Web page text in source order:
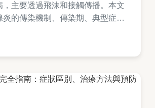
，主要透過飛沫和接觸傳播。本文
炎的傳染機制、傳染期、典型症狀
、個人衛生習慣，以及萬一感染後
護理建議。同時以問答形式解決常